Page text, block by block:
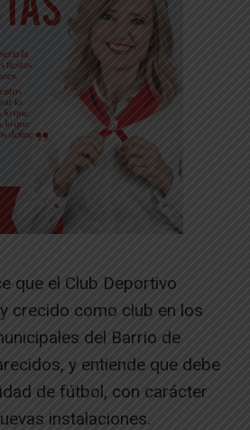
que el Club Deportivo
crecido como club en los
del Barrio de
y entiende que debe
de fútbol, con carácter
instalaciones.